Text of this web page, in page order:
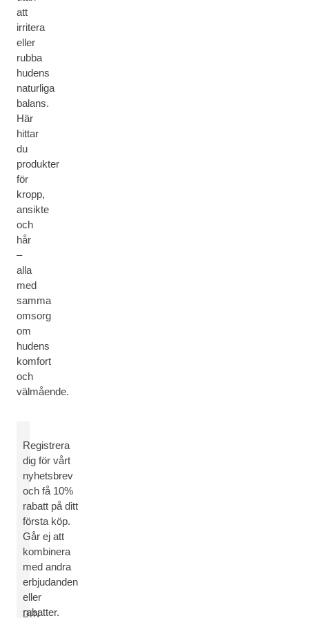
att
irritera
eller
rubba
hudens
naturliga
balans.
Här
hittar
du
produkter
för
kropp,
ansikte
och
hår
–
alla
med
samma
omsorg
om
hudens
komfort
och
välmående.
Registrera
dig för vårt
nyhetsbrev
och få 10%
rabatt på ditt
första köp.
Går ej att
kombinera
med andra
erbjudanden
eller
rabatter.
DIN